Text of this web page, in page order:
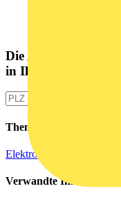
Die Altlampen
in Ihrer Nähe
Themen
Elektroinstallation
Verwandte Inhalte